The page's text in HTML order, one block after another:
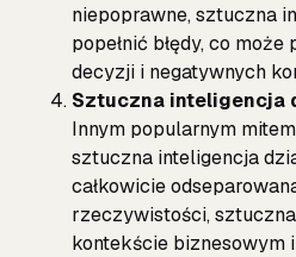
niepoprawne, sztuczna
popełnić błędy, co
decyzji i negatywnych
Sztuczna inteligencja
Innym popularnym
sztuczna inteligencja
całkowicie
rzeczywistości,
kontekście biznesowym